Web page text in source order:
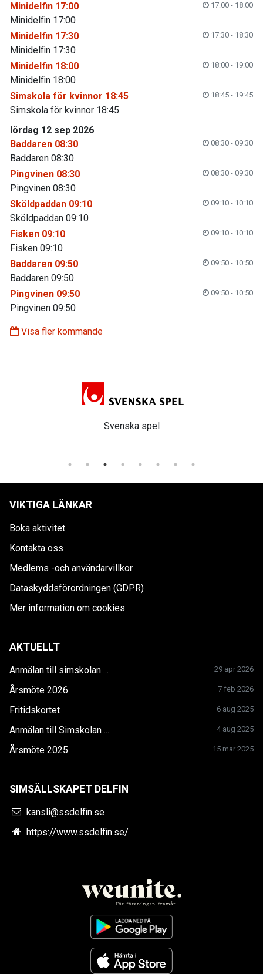
Minidelfin 17:00
17:00 - 18:00
Minidelfin 17:00
Minidelfin 17:30
17:30 - 18:30
Minidelfin 17:30
Minidelfin 18:00
18:00 - 19:00
Minidelfin 18:00
Simskola för kvinnor 18:45
18:45 - 19:45
Simskola för kvinnor 18:45
lördag 12 sep 2026
Baddaren 08:30
08:30 - 09:30
Baddaren 08:30
Pingvinen 08:30
08:30 - 09:30
Pingvinen 08:30
Sköldpaddan 09:10
09:10 - 10:10
Sköldpaddan 09:10
Fisken 09:10
09:10 - 10:10
Fisken 09:10
Baddaren 09:50
09:50 - 10:50
Baddaren 09:50
Pingvinen 09:50
09:50 - 10:50
Pingvinen 09:50
Visa fler kommande
Svenska spel
VIKTIGA LÄNKAR
Boka aktivitet
Kontakta oss
Medlems -och användarvillkor
Dataskyddsförordningen (GDPR)
Mer information om cookies
AKTUELLT
Anmälan till simskolan ... 29 apr 2026
Årsmöte 2026 7 feb 2026
Fritidskortet 6 aug 2025
Anmälan till Simskolan ... 4 aug 2025
Årsmöte 2025 15 mar 2025
SIMSÄLLSKAPET DELFIN
kansli@ssdelfin.se
https://www.ssdelfin.se/